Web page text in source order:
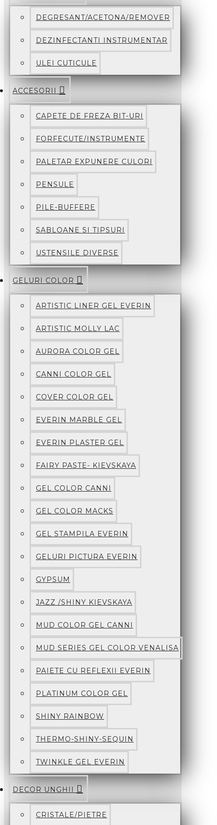
DEGRESANT/ACETONA/REMOVER
DEZINFECTANTI INSTRUMENTAR
ULEI CUTICULE
ACCESORII
CAPETE DE FREZA BIT-URI
FORFECUTE/INSTRUMENTE
PALETAR EXPUNERE CULORI
PENSULE
PILE-BUFFERE
SABLOANE SI TIPSURI
USTENSILE DIVERSE
GELURI COLOR
ARTISTIC LINER GEL EVERIN
ARTISTIC MOLLY LAC
AURORA COLOR GEL
CANNI COLOR GEL
COVER COLOR GEL
EVERIN MARBLE GEL
EVERIN PLASTER GEL
FAIRY PASTE- KIEVSKAYA
GEL COLOR CANNI
GEL COLOR MACKS
GEL STAMPILA EVERIN
GELURI PICTURA EVERIN
GYPSUM
JAZZ /SHINY KIEVSKAYA
MUD COLOR GEL CANNI
MUD SERIES GEL COLOR VENALISA
PAIETE CU REFLEXII EVERIN
PLATINUM COLOR GEL
SHINY RAINBOW
THERMO-SHINY-SEQUIN
TWINKLE GEL EVERIN
DECOR UNGHII
CRISTALE/PIETRE